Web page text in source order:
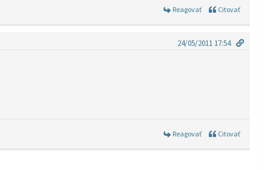
Reagovať Citovať
24/05/2011 17:54
Reagovať Citovať